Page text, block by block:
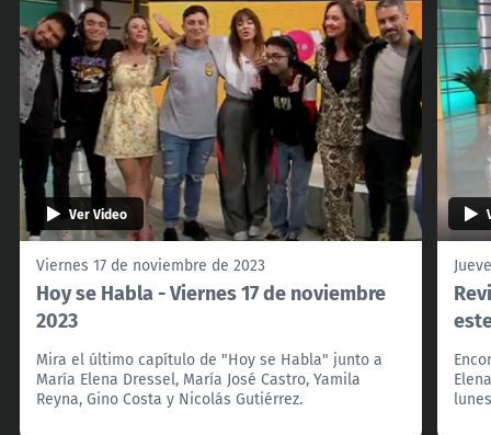
Ver Video
Viernes 17 de noviembre de 2023
Hoy se Habla - Viernes 17 de noviembre
2023
Mira el último capítulo de "Hoy se Habla" junto a
María Elena Dressel, María José Castro, Yamila
Reyna, Gino Costa y Nicolás Gutiérrez.